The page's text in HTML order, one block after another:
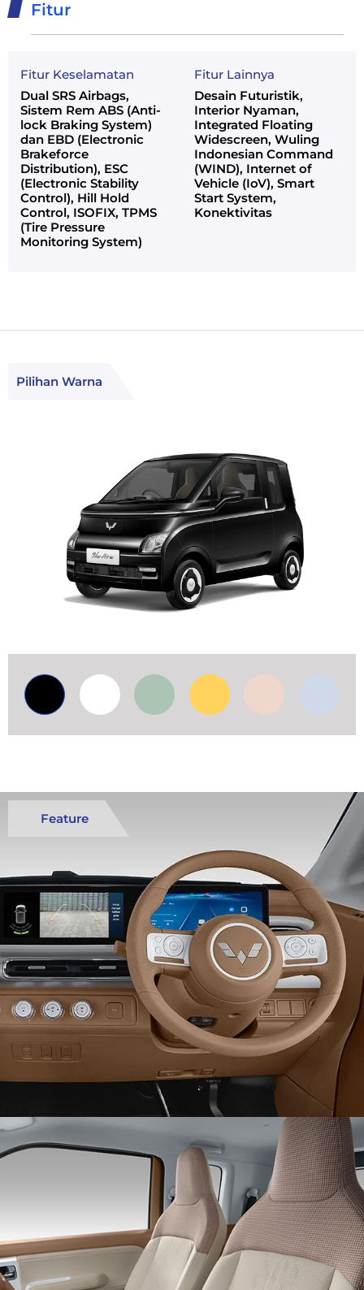
Fitur
Fitur Keselamatan
Dual SRS Airbags,
Sistem Rem ABS (Anti-
lock Braking System)
dan EBD (Electronic
Brakeforce
Distribution), ESC
(Electronic Stability
Control), Hill Hold
Control, ISOFIX, TPMS
(Tire Pressure
Monitoring System)
Fitur Lainnya
Desain Futuristik,
Interior Nyaman,
Integrated Floating
Widescreen, Wuling
Indonesian Command
(WIND), Internet of
Vehicle (IoV), Smart
Start System,
Konektivitas
Pilihan Warna
Feature